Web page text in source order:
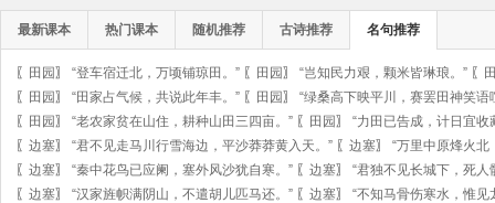
最新课本 热门课本 随机推荐 古诗推荐 名句推荐
〖 田园〗 “登车宿迁北，万顷铺琼田。” 〖 田园〗 “岂知民力艰，颗米皆琳琅。” 〖
〖 田园〗 “田家占气候，共说此年丰。” 〖 田园〗 “绿桑高下映平川，赛罢田神笑语
〖 田园〗 “老农家贫在山住，耕种山田三四亩。” 〖 田园〗 “力田已告成，计日宜收
〖 边塞〗 “君不见走马川行雪海边，平沙莽莽黄入天。” 〖 边塞〗 “万里中原烽火北
〖 边塞〗 “秦中花鸟已应阑，塞外风沙犹自寒。” 〖 边塞〗 “君独不见长城下，死人
〖 边塞〗 “汉家旌帜满阴山，不遣胡儿匹马还。” 〖 边塞〗 “不知马骨伤寒水，惟见